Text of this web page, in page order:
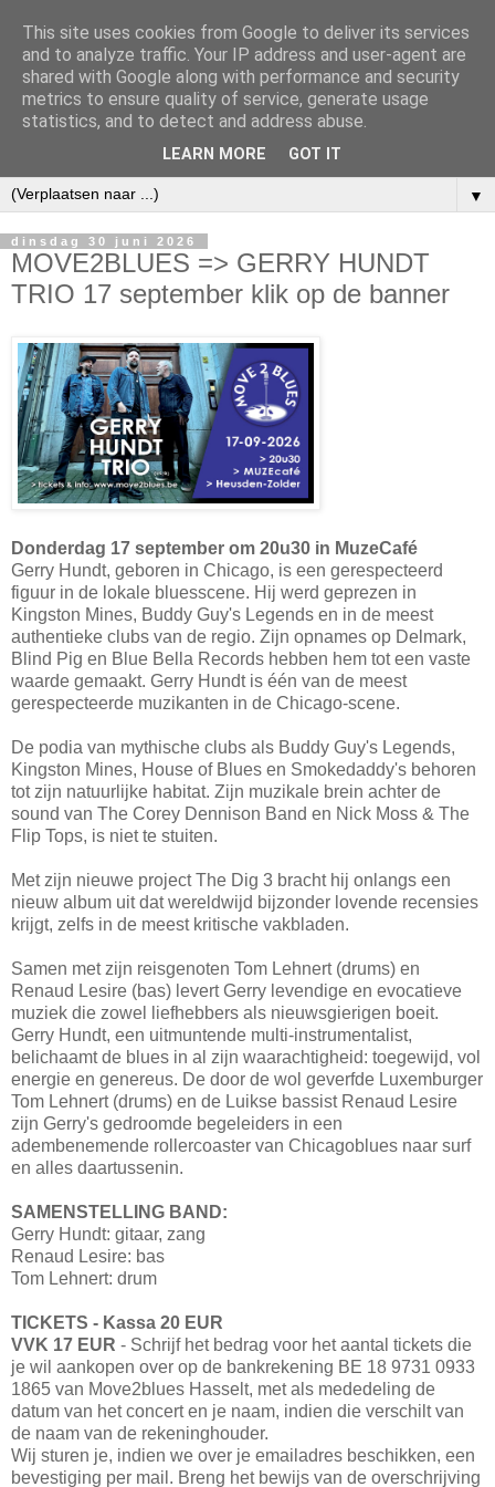
▼
dinsdag 30 juni 2026
MOVE2BLUES => GERRY HUNDT
TRIO 17 september klik op de banner
Donderdag 17 september om 20u30 in MuzeCafé
Gerry Hundt, geboren in Chicago, is een gerespecteerd
figuur in de lokale bluesscene. Hij werd geprezen in
Kingston Mines, Buddy Guy's Legends en in de meest
authentieke clubs van de regio. Zijn opnames op Delmark,
Blind Pig en Blue Bella Records hebben hem tot een vaste
waarde gemaakt. Gerry Hundt is één van de meest
gerespecteerde muzikanten in de Chicago-scene.
De podia van mythische clubs als Buddy Guy's Legends,
Kingston Mines, House of Blues en Smokedaddy's behoren
tot zijn natuurlijke habitat. Zijn muzikale brein achter de
sound van The Corey Dennison Band en Nick Moss & The
Flip Tops, is niet te stuiten.
Met zijn nieuwe project The Dig 3 bracht hij onlangs een
nieuw album uit dat wereldwijd bijzonder lovende recensies
krijgt, zelfs in de meest kritische vakbladen.
Samen met zijn reisgenoten Tom Lehnert (drums) en
Renaud Lesire (bas) levert Gerry levendige en evocatieve
muziek die zowel liefhebbers als nieuwsgierigen boeit.
Gerry Hundt, een uitmuntende multi-instrumentalist,
belichaamt de blues in al zijn waarachtigheid: toegewijd, vol
energie en genereus. De door de wol geverfde Luxemburger
Tom Lehnert (drums) en de Luikse bassist Renaud Lesire
zijn Gerry's gedroomde begeleiders in een
adembenemende rollercoaster van Chicagoblues naar surf
en alles daartussenin.
SAMENSTELLING BAND:
Gerry Hundt: gitaar, zang
Renaud Lesire: bas
Tom Lehnert: drum
TICKETS - Kassa 20 EUR
VVK 17 EUR - Schrijf het bedrag voor het aantal tickets die
je wil aankopen over op de bankrekening BE 18 9731 0933
1865 van Move2blues Hasselt, met als mededeling de
datum van het concert en je naam, indien die verschilt van
de naam van de rekeninghouder.
Wij sturen je, indien we over je emailadres beschikken, een
bevestiging per mail. Breng het bewijs van de overschrijving
This site uses cookies from Google to deliver its services
and to analyze traffic. Your IP address and user-agent are
shared with Google along with performance and security
metrics to ensure quality of service, generate usage
statistics, and to detect and address abuse.
LEARN MORE GOT IT